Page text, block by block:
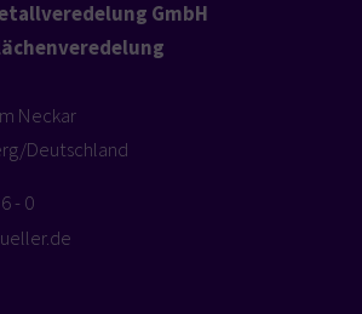
GmbH
Neckar
Deutschland
- 0